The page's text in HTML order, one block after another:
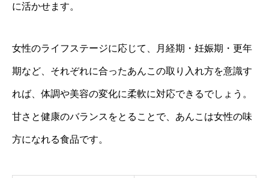
に活かせます。
女性のライフステージに応じて、月経期・妊娠期・更年
期など、それぞれに合ったあんこの取り入れ方を意識す
れば、体調や美容の変化に柔軟に対応できるでしょう。
甘さと健康のバランスをとることで、あんこは女性の味
方になれる食品です。